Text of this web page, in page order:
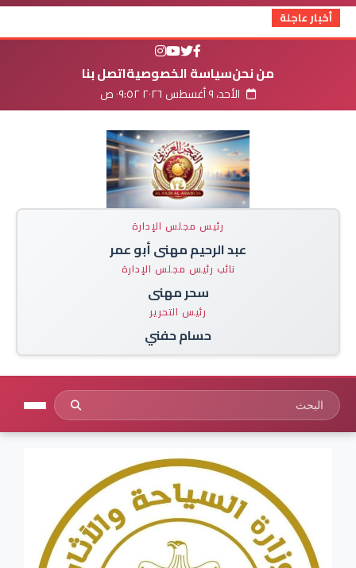
أخبار عاجلة
من نحنسياسة الخصوصيةاتصل بنا
الأحد، ٩ أغسطس ٢٠٢٦ ٠٩:٥٢ ص
رئيس مجلس الإدارة
عبد الرحيم مهنى أبو عمر
نائب رئيس مجلس الإدارة
سحر مهنى
رئيس التحرير
حسام حفني